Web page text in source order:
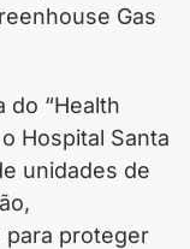
Gas
do “Health
Hospital Santa
unidades de
para proteger